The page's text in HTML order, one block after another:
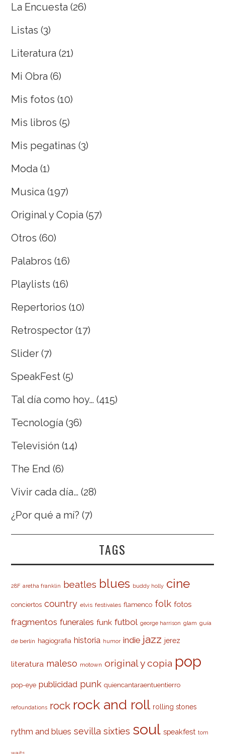
La Encuesta (26)
Listas (3)
Literatura (21)
Mi Obra (6)
Mis fotos (10)
Mis libros (5)
Mis pegatinas (3)
Moda (1)
Musica (197)
Original y Copia (57)
Otros (60)
Palabros (16)
Playlists (16)
Repertorios (10)
Retrospector (17)
Slider (7)
SpeakFest (5)
Tal día como hoy… (415)
Tecnología (36)
Televisión (14)
The End (6)
Vivir cada día… (28)
¿Por qué a mí? (7)
TAGS
28F aretha franklin beatles blues buddy holly cine
conciertos country elvis festivales flamenco folk fotos
fragmentos funerales funk futbol george harrison glam guía
de berlín hagiografia historia humor indie jazz jerez
literatura maleso motown original y copia pop
pop-eye publicidad punk quiencantaraentuentierro
refoundations rock rock and roll rolling stones
rythm and blues sevilla sixties soul speakfest tom